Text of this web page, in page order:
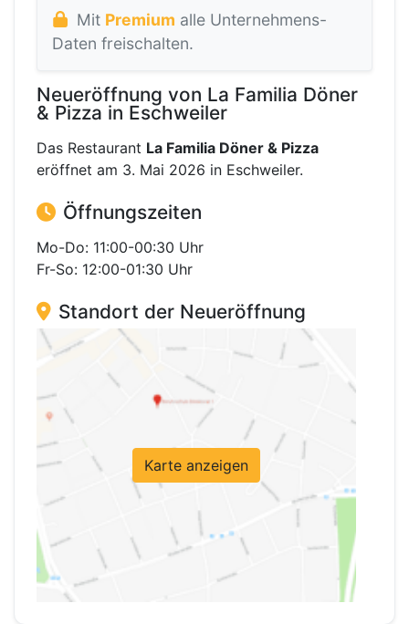
Mit Premium alle Unternehmens-
Daten freischalten.
Neueröffnung von La Familia Döner
& Pizza in Eschweiler
Das Restaurant La Familia Döner & Pizza
eröffnet am 3. Mai 2026 in Eschweiler.
Öffnungszeiten
Mo-Do: 11:00-00:30 Uhr
Fr-So: 12:00-01:30 Uhr
Standort der Neueröffnung
Karte anzeigen